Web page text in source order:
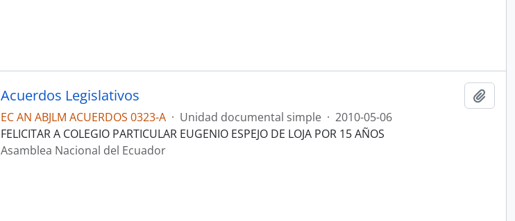
Acuerdos Legislativos
EC AN ABJLM ACUERDOS 0323-A · Unidad documental simple · 2010-05-06
FELICITAR A COLEGIO PARTICULAR EUGENIO ESPEJO DE LOJA POR 15 AÑOS
Asamblea Nacional del Ecuador